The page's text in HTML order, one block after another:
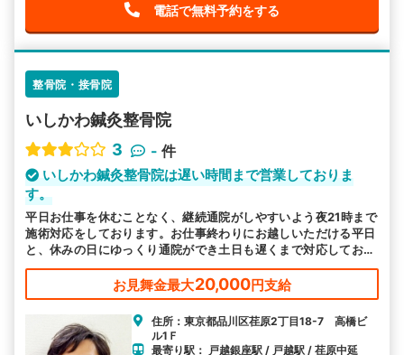
電話で無料予約をする
整骨院・接骨院
いしかわ鍼灸整骨院
3
- 件
いしかわ鍼灸整骨院は遅い時間まで営業しておりま
す。
平日お仕事を休むことなく、継続通院がしやすいよう夜21時まで
施術対応をしております。お仕事終わりにお越しいただける平日
と、休みの日にゆっくり通院ができ土日も遅くまで対応しており
ます。
お見舞金最大20,000円支給
住所：東京都品川区荏原2丁目18-7 高橋ビ
ル1Ｆ
最寄り駅： 戸越銀座駅 / 戸越駅 / 荏原中延